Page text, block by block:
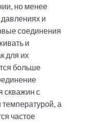
но менее
и
соединения
и
для их
больше
скважин с
а
частое